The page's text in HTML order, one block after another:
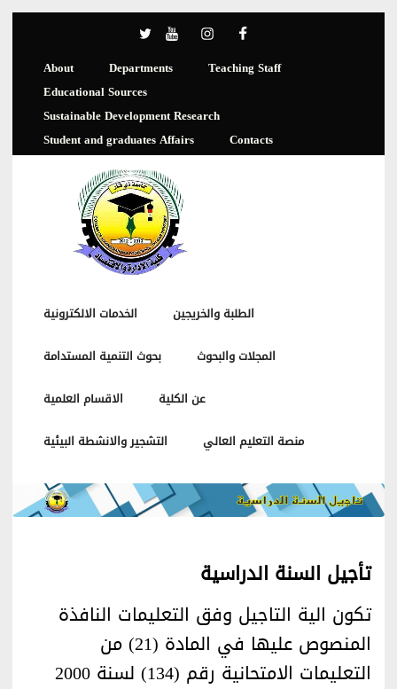
About Departments
Teaching Staff
Educational Sources
Sustainable Development Research
Student and graduates Affairs
Contacts
الخدمات الالكترونية
الطلبة والخريجين
بحوث التنمية المستدامة
المجلات والبحوث
الاقسام العلمية
عن الكلية
التشجير والانشطة البيئية
منصة التعليم العالي
تأجيل السنة الدراسية
تكون الية التاجيل وفق التعليمات النافذة
المنصوص عليها في المادة (21) من
التعليمات الامتحانية رقم (134) لسنة 2000